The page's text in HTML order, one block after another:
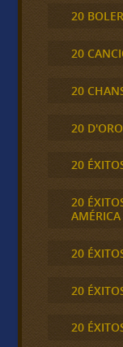
20
20
20
20 D'ORO
20
20
AMÉRICA
20
20
20